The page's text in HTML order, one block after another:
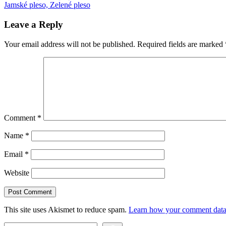
navigation
Post:
Next
Jamské pleso, Zelené pleso
Leave a Reply
Your email address will not be published. Required fields are marked
Comment *
Name *
Email *
Website
This site uses Akismet to reduce spam. Learn how your comment